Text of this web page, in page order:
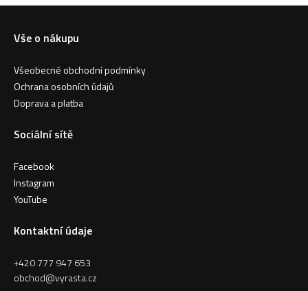
Vše o nákupu
Všeobecné obchodní podmínky
Ochrana osobních údajů
Doprava a platba
Sociální sítě
Facebook
Instagram
YouTube
Kontaktní údaje
+420 777 947 653
obchod@vyrasta.cz